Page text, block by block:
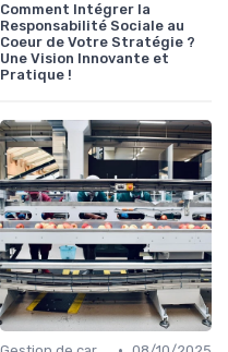
Comment Intégrer la
Responsabilité Sociale au
Coeur de Votre Stratégie ?
Une Vision Innovante et
Pratique !